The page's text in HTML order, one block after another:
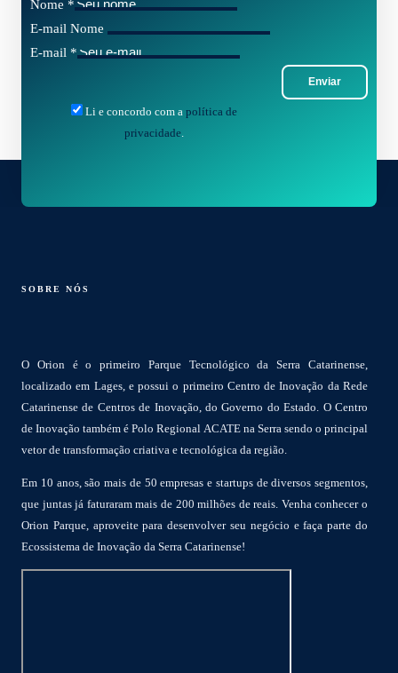
Nome *
E-mail Nome
E-mail *
Enviar
Li e concordo com a política de
privacidade.
SOBRE NÓS
O Orion é o primeiro Parque Tecnológico da Serra Catarinense,
localizado em Lages, e possui o primeiro Centro de Inovação da Rede
Catarinense de Centros de Inovação, do Governo do Estado. O Centro
de Inovação também é Polo Regional ACATE na Serra sendo o principal
vetor de transformação criativa e tecnológica da região.
Em 10 anos, são mais de 50 empresas e startups de diversos segmentos,
que juntas já faturaram mais de 200 milhões de reais. Venha conhecer o
Orion Parque, aproveite para desenvolver seu negócio e faça parte do
Ecossistema de Inovação da Serra Catarinense!